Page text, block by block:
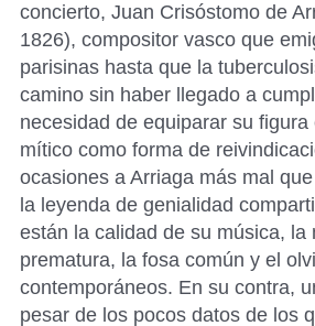
concierto, Juan Crisóstomo de
1826), compositor vasco que
parisinas hasta que la
camino sin haber llegado a
necesidad de equiparar su
mítico como forma de
ocasiones a Arriaga más mal
la leyenda de genialidad
están la calidad de su música, la
prematura, la fosa común y el
contemporáneos. En su contra,
pesar de los pocos datos de los